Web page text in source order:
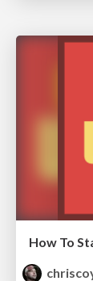
How To